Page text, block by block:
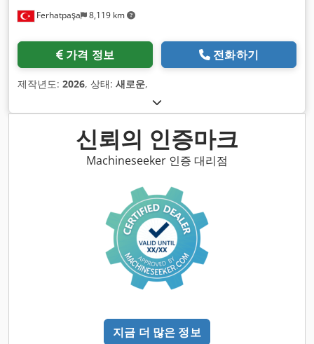
Ferhatpaşa 8,119 km
가격 정보 전화하기
제작년도: 2026, 상태: 새로운,
신뢰의 인증마크
Machineseeker 인증 대리점
지금 더 많은 정보